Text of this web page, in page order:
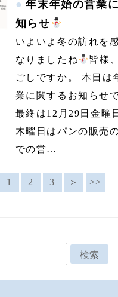
年末年始の営業
知らせ
いよいよ冬の訪れを
なりましたね
皆様
ごしですか。 本日は
業に関するお知らせ
最終は12月29日金曜
木曜日はパンの販売
での営…
1 2 3 ＞ >>